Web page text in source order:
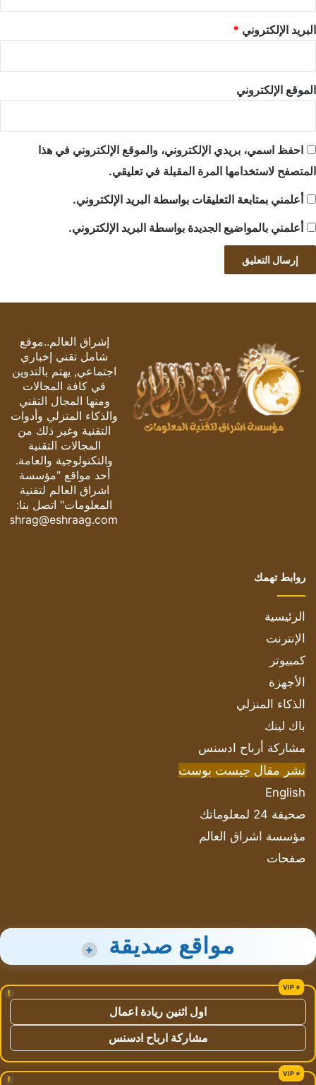
البريد الإلكتروني *
الموقع الإلكتروني
احفظ اسمي، بريدي الإلكتروني، والموقع الإلكتروني في هذا
المتصفح لاستخدامها المرة المقبلة في تعليقي.
أعلمني بمتابعة التعليقات بواسطة البريد الإلكتروني.
أعلمني بالمواضيع الجديدة بواسطة البريد الإلكتروني.
إشراق العالم..موقع
شامل تقني إخباري
اجتماعي, يهتم بالتدوين
في كافة المجالات
ومنها المجال التقني
والذكاء المنزلي وأدوات
التقنية وغير ذلك من
المجالات التقنية
والتكنولوجية والعامة.
أحد مواقع "مؤسسة
اشراق العالم لتقنية
المعلومات" اتصل بنا:
eshrag@eshraag.com
روابط تهمك
الرئيسية
الإنترنت
كمبيوتر
الأجهزة
الذكاء المنزلي
باك لينك
مشاركة أرباح ادسنس
نشر مقال جيست بوست
English
صحيفة 24 لمعلوماتك
مؤسسة اشراق العالم
صفحات
مواقع صديقة +
!
اول اثنين ريادة اعمال
مشاركة ارباح ادسنس
!